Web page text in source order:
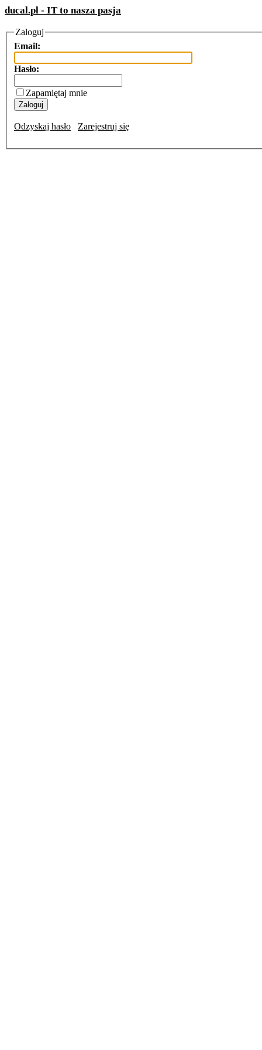
ducal.pl - IT to nasza pasja
Zaloguj
Email:
Hasło:
Zapamiętaj mnie
Odzyskaj hasło Zarejestruj się